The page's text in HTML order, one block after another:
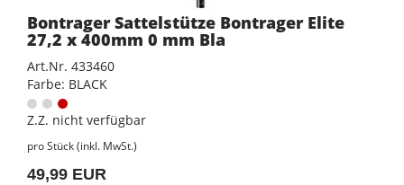
Bontrager Sattelstütze Bontrager Elite
27,2 x 400mm 0 mm Bla
Art.Nr. 433460
Farbe: BLACK
Z.Z. nicht verfügbar
pro Stück (inkl. MwSt.)
49,99 EUR